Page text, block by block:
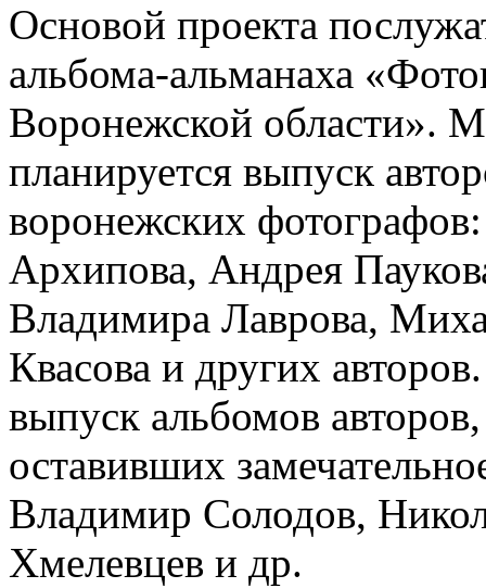
Основой проекта
альбома-альманаха
Воронежской области».
планируется выпуск
воронежских
Архипова, Андрея
Владимира Лаврова,
Квасова и других
выпуск альбомов
оставивших
Владимир Солодов,
Хмелевцев и др.